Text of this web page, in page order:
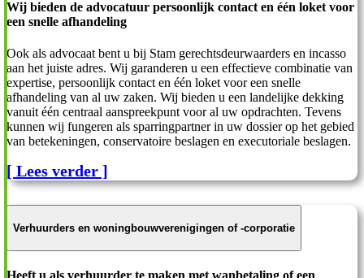
Wij bieden de advocatuur persoonlijk contact en één loket voor
een snelle afhandeling
Ook als advocaat bent u bij Stam gerechtsdeurwaarders en incasso
aan het juiste adres. Wij garanderen u een effectieve combinatie van
expertise, persoonlijk contact en één loket voor een snelle
afhandeling van al uw zaken. Wij bieden u een landelijke dekking
vanuit één centraal aanspreekpunt voor al uw opdrachten. Tevens
kunnen wij fungeren als sparringpartner in uw dossier op het gebied
van betekeningen, conservatoire beslagen en executoriale beslagen.
[ Lees verder ]
Verhuurders en woningbouwverenigingen of -corporatie
Heeft u als verhuurder te maken met wanbetaling of een